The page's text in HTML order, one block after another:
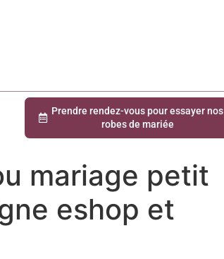
Prendre rendez-vous pour essayer nos
robes de mariée
mariage petit
eshop et